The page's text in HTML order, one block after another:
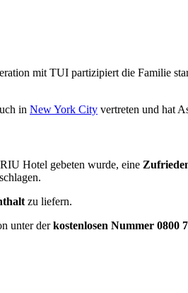
mit TUI partizipiert die Familie
in New York City vertreten und hat
Hotel gebeten wurde, eine
zu liefern.
unter derkostenlosen Nummer 0800